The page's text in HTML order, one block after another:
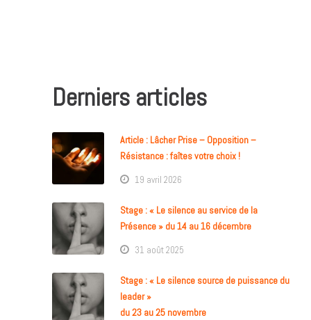
Derniers articles
Article : Lâcher Prise – Opposition –
Résistance : faîtes votre choix !
19 avril 2026
Stage : « Le silence au service de la
Présence » du 14 au 16 décembre
31 août 2025
Stage : « Le silence source de puissance du
leader »
du 23 au 25 novembre